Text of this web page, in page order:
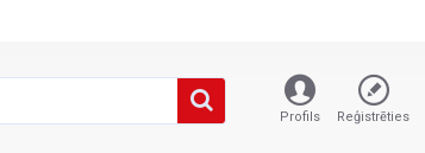
Profils Reģistrēties